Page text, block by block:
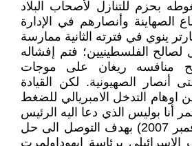
بحزم للتنازل لأصحاب البلاد
الصهاينة وأنصارهم في الإدارة
ينوي في فترته الثانية ممارسة
الفلسطينيين؛ فتم إفشاله
منافسه ريغان على موجات
أنصار الصهيونية. لكن القيادة
اوهام التدخل الامبريالي للضغط
أنا بوليس الذي دعا اليه الرئيس
الأميركي بوش (27نوفمبر 2007) بهدف التوصل الى حل
برئاسة إيهوداولمرت